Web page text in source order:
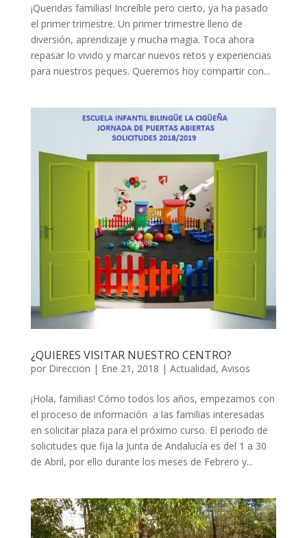
¡Queridas familias! Increíble pero cierto, ya ha pasado
el primer trimestre. Un primer trimestre lleno de
diversión, aprendizaje y mucha magia. Toca ahora
repasar lo vivido y marcar nuevos retos y experiencias
para nuestros peques. Queremos hoy compartir con...
¿QUIERES VISITAR NUESTRO CENTRO?
por Direccion | Ene 21, 2018 | Actualidad, Avisos
¡Hola, familias! Cómo todos los años, empezamos con
el proceso de información a las familias interesadas
en solicitar plaza para el próximo curso. El periodo de
solicitudes que fija la Junta de Andalucía es del 1 a 30
de Abril, por ello durante los meses de Febrero y...